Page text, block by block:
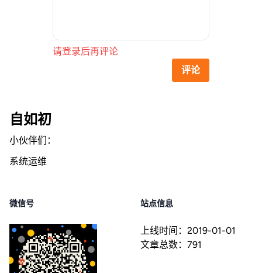
请登录后再评论
评论
自如初
小伙伴们：
系统运维
微信号 站点信息
上线时间： 2019-01-01
文章总数： 791